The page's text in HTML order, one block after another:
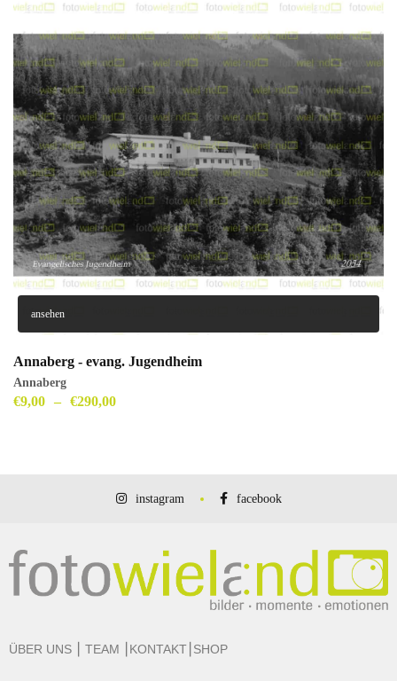
ansehen
Annaberg - evang. Jugendheim
Annaberg
€9,00 – €290,00
instagram facebook
ÜBER UNS TEAM KONTAKT SHOP